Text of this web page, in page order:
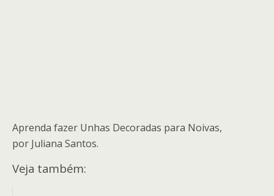
Aprenda fazer Unhas Decoradas para Noivas,
por Juliana Santos.
Veja também: